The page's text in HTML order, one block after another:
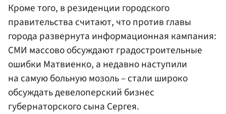
Кроме того, в резиденции городского
правительства считают, что против главы
города развернута информационная кампания:
СМИ массово обсуждают градостроительные
ошибки Матвиенко, а недавно наступили
на самую больную мозоль – стали широко
обсуждать девелоперский бизнес
губернаторского сына Сергея.